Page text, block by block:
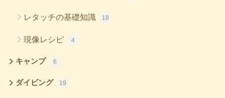
レタッチの基礎知識 18
現像レシピ 4
キャンプ 6
ダイビング 19